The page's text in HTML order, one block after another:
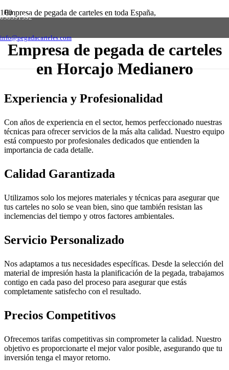
658591592
info@pegadacarteles.com
Empresa de pegada de carteles en toda España,
solicite presupuesto sin compromiso
Empresa de pegada de carteles
en Horcajo Medianero
Experiencia y Profesionalidad
Con años de experiencia en el sector, hemos perfeccionado nuestras
técnicas para ofrecer servicios de la más alta calidad. Nuestro equipo
está compuesto por profesionales dedicados que entienden la
importancia de cada detalle.
Calidad Garantizada
Utilizamos solo los mejores materiales y técnicas para asegurar que
tus carteles no solo se vean bien, sino que también resistan las
inclemencias del tiempo y otros factores ambientales.
Servicio Personalizado
Nos adaptamos a tus necesidades específicas. Desde la selección del
material de impresión hasta la planificación de la pegada, trabajamos
contigo en cada paso del proceso para asegurar que estás
completamente satisfecho con el resultado.
Precios Competitivos
Ofrecemos tarifas competitivas sin comprometer la calidad. Nuestro
objetivo es proporcionarte el mejor valor posible, asegurando que tu
inversión tenga el mayor retorno.